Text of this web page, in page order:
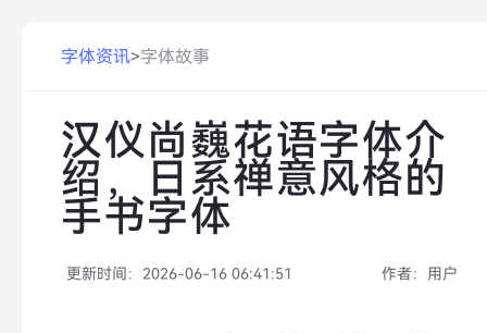
字体资讯>字体故事
汉仪尚巍花语字体介
绍，日系禅意风格的
手书字体
更新时间： 2026-06-16 06:41:51 作者： 用户